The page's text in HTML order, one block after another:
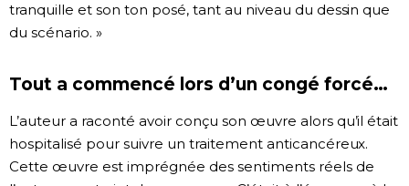
tranquille et son ton posé, tant au niveau du dessin que
du scénario. »
Tout a commencé lors d’un congé forcé…
L’auteur a raconté avoir conçu son œuvre alors qu’il était
hospitalisé pour suivre un traitement anticancéreux.
Cette œuvre est imprégnée des sentiments réels de